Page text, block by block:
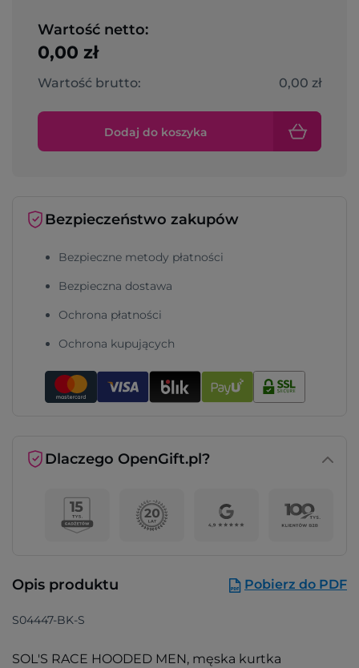
Wartość netto:
0,00 zł
Wartość brutto: 0,00 zł
Dodaj do koszyka
Bezpieczeństwo zakupów
Bezpieczne metody płatności
Bezpieczna dostawa
Ochrona płatności
Ochrona kupujących
Dlaczego OpenGift.pl?
Opis produktu Pobierz do PDF
S04447-BK-S
SOL'S RACE HOODED MEN, męska kurtka